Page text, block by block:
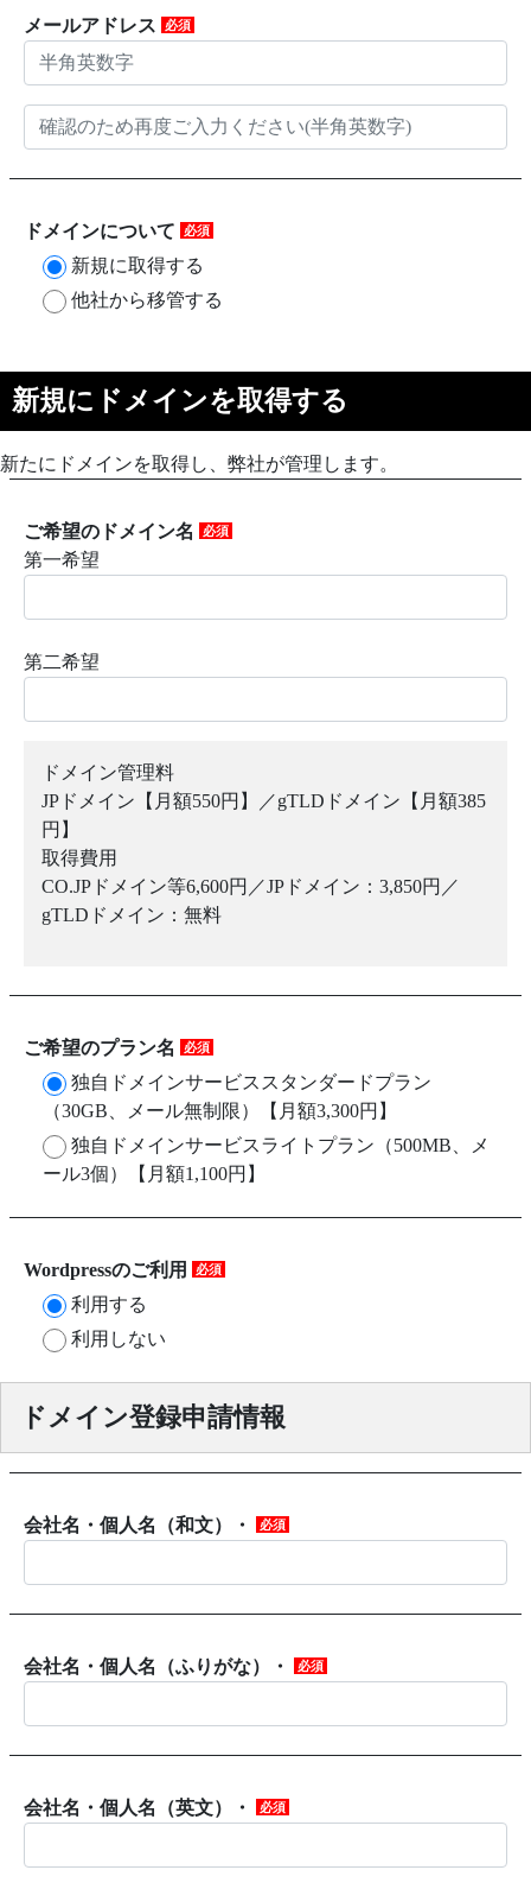
メールアドレス 必須
ドメインについて 必須
新規に取得する
他社から移管する
新規にドメインを取得する
新たにドメインを取得し、弊社が管理します。
ご希望のドメイン名 必須
第一希望
第二希望
ドメイン管理料
JPドメイン【月額550円】／gTLDドメイン【月額385
円】
取得費用
CO.JPドメイン等6,600円／JPドメイン：3,850円／
gTLDドメイン：無料
ご希望のプラン名 必須
独自ドメインサービススタンダードプラン
（30GB、メール無制限）【月額3,300円】
独自ドメインサービスライトプラン（500MB、メ
ール3個）【月額1,100円】
Wordpressのご利用 必須
利用する
利用しない
ドメイン登録申請情報
会社名・個人名（和文）・ 必須
会社名・個人名（ふりがな）・ 必須
会社名・個人名（英文）・ 必須